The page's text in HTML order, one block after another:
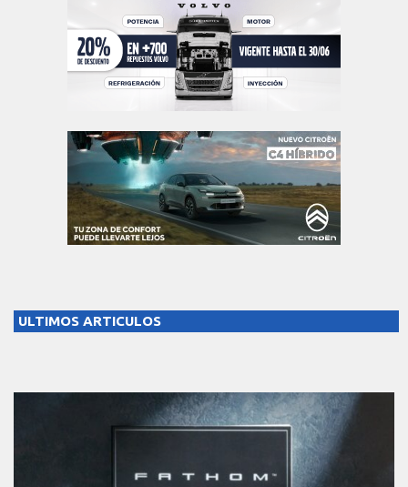
ULTIMOS ARTICULOS